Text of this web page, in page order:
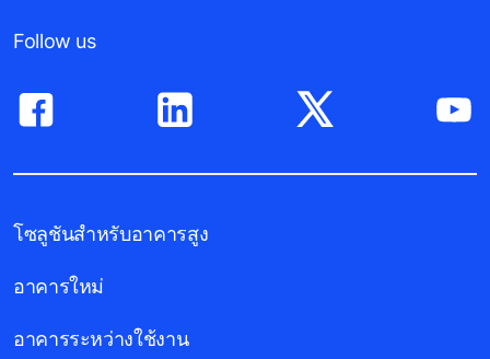
Follow us
โซลูชันสำหรับอาคารสูง
อาคารใหม่
อาคารระหว่างใช้งาน